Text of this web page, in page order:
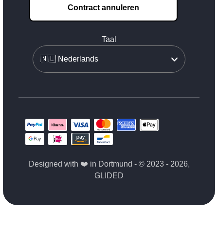
Contract annuleren
Taal
Designed with ❤️ in Dortmund - © 2023 - 2026,
GLIDED